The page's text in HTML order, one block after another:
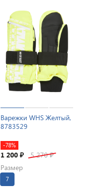
Варежки WHS Желтый,
8783529
-78%
1 200 ₽ 5 270₽
Размер
7